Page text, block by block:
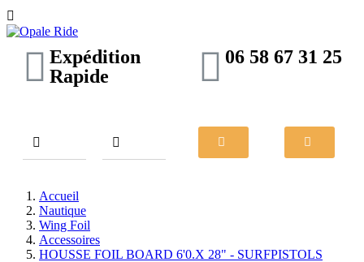

Expédition
Rapide
06 58 67 31 25
Accueil
Nautique
Wing Foil
Accessoires
HOUSSE FOIL BOARD 6'0.X 28" - SURFPISTOLS